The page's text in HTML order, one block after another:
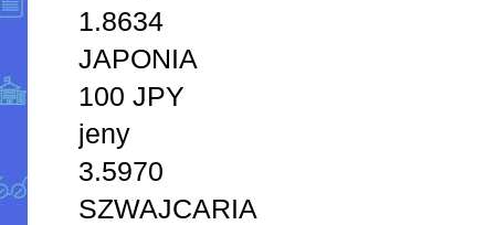
1.8634
JAPONIA
100 JPY
jeny
3.5970
SZWAJCARIA